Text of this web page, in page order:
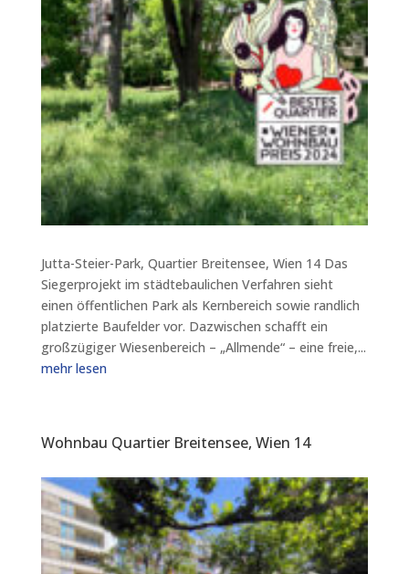
Jutta-Steier-Park, Quartier Breitensee, Wien 14 Das
Siegerprojekt im städtebaulichen Verfahren sieht
einen öffentlichen Park als Kernbereich sowie randlich
platzierte Baufelder vor. Dazwischen schafft ein
großzügiger Wiesenbereich – „Allmende“ – eine freie,...
mehr lesen
Wohnbau Quartier Breitensee, Wien 14